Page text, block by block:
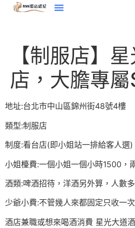
【制服店】
店，大膽專
地址:台北市中山區錦州街48號4樓
類型:制服店
制度:看台店(即小姐站一排給客人選)
小姐檯費:一個小姐一個小時1500，
酒類:啤酒招待，洋酒另外算，人數
少爺小費:不管幾人來都固定只收一
酒店兼職或想來喝酒消費 星光大道